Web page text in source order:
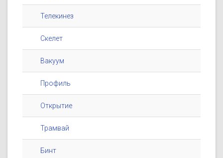
Телекинез
Скелет
Вакуум
Профиль
Открытие
Трамвай
Бинт